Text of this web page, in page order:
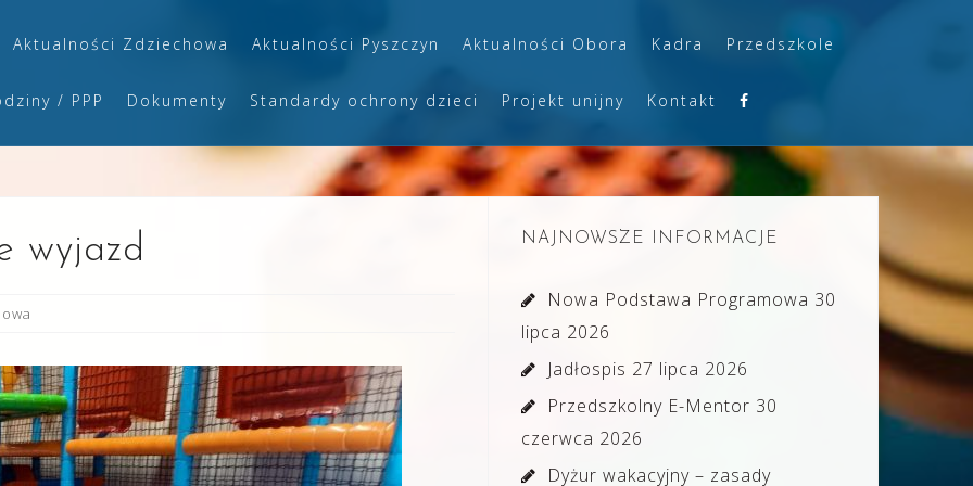
Aktualności Zdziechowa Aktualności Pyszczyn Aktualności Obora Kadra Przedszkole
/ PPP Dokumenty Standardy ochrony dzieci Projekt unijny Kontakt
wyjazd NAJNOWSZE INFORMACJE
Nowa Podstawa Programowa 30
lipca 2026
Jadłospis 27 lipca 2026
Przedszkolny E-Mentor 30
czerwca 2026
Dyżur wakacyjny – zasady